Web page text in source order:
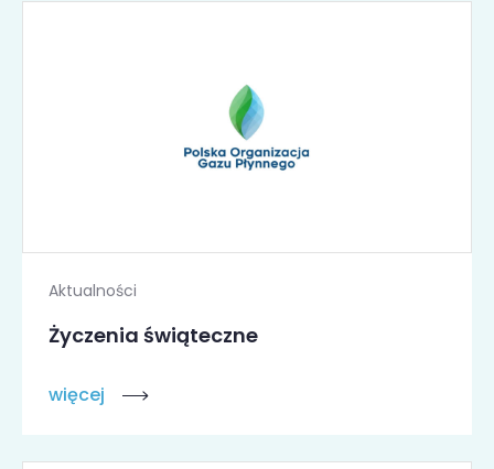
Aktualności
Życzenia świąteczne
więcej